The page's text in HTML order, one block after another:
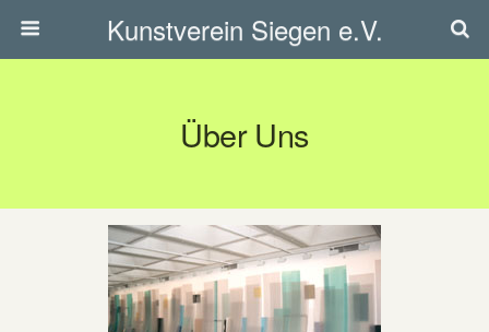
Kunstverein Siegen e.V.
Über Uns